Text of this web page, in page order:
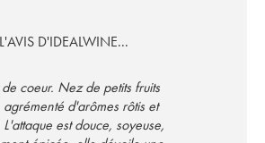
L'AVIS D'IDEALWINE...
coeur. Nez de petits fruits
agrémenté d'arômes rôtis et
L'attaque est douce, soyeuse,